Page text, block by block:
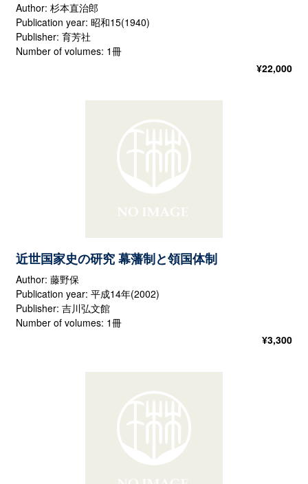
Author: 杉本直治郎
Publication year: 昭和15(1940)
Publisher: 育芳社
Number of volumes: 1冊
¥22,000
近世国家史の研究 幕藩制と領国体制
Author: 藤野保
Publication year: 平成14年(2002)
Publisher: 吉川弘文館
Number of volumes: 1冊
¥3,300